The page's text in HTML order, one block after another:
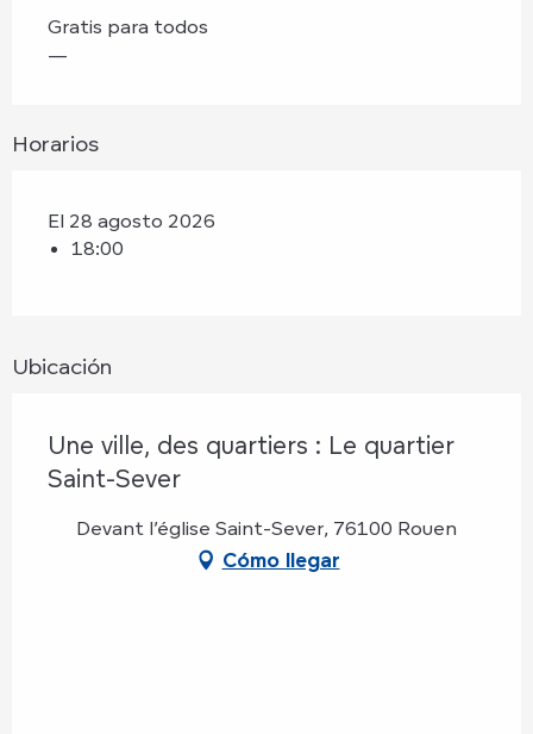
Gratis para todos
—
Horarios
El 28 agosto 2026
18:00
Ubicación
Une ville, des quartiers : Le quartier
Saint-Sever
Devant l’église Saint-Sever, 76100 Rouen
Cómo llegar